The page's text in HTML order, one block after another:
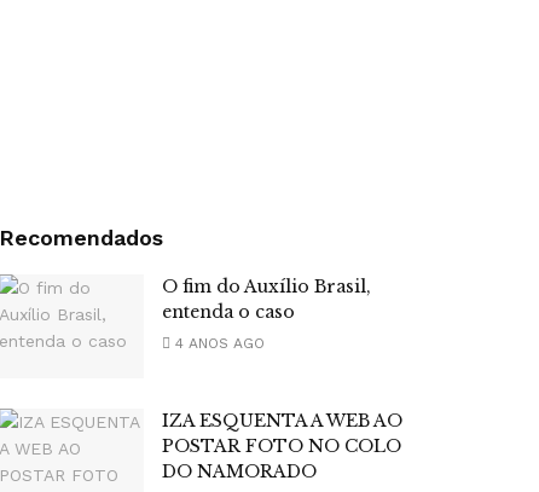
Recomendados
O fim do Auxílio Brasil,
entenda o caso
4 ANOS AGO
IZA ESQUENTA A WEB AO
POSTAR FOTO NO COLO
DO NAMORADO